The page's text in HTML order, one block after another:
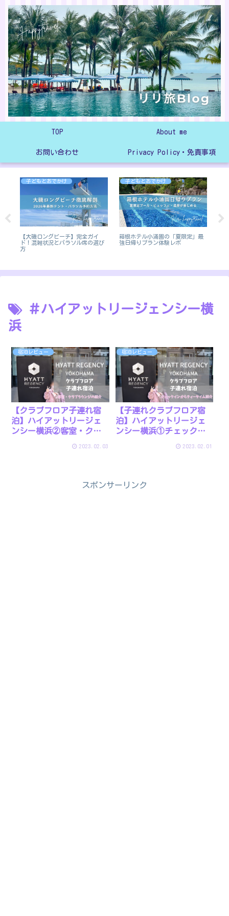
TOP About me
お問い合わせ Privacy Policy・免責事項
子どもとおでかけ
【大磯ロングビーチ】完全ガイ
ド！混雑状況とパラソル席の選び
方
子どもとおでかけ
箱根ホテル小涌園の「夏限定」最
強日帰りプラン体験レポ
＃ハイアットリージェンシー横
浜
宿泊レビュー
【クラブフロア子連れ宿
泊】ハイアットリージェ
ンシー横浜②客室・クラ
2023.02.03
宿泊レビュー
【子連れクラブフロア宿
泊】ハイアットリージェ
ンシー横浜①チェックイ
2023.02.01
スポンサーリンク